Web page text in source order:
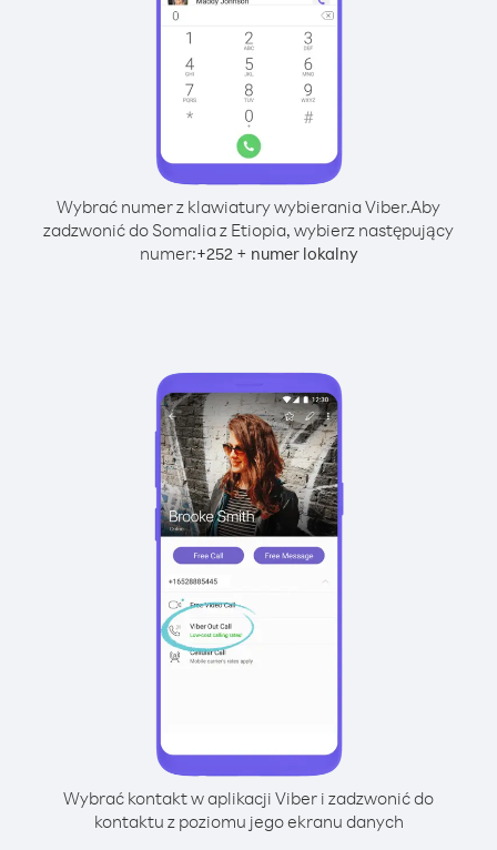
Wybrać numer z klawiatury wybierania Viber.Aby
zadzwonić do Somalia z Etiopia, wybierz następujący
numer:+252+ numer lokalny
Wybrać kontakt w aplikacji Viber i zadzwonić do
kontaktu z poziomu jego ekranu danych